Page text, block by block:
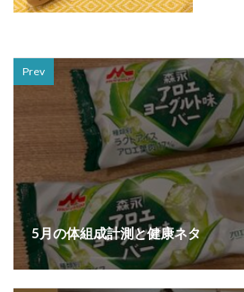
Prev
5月の体組成計測と健康ネタ